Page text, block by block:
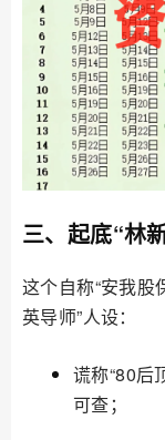
三、起底“林
这个自称“安我股
英导师”人设：
谎称“80后
可查；